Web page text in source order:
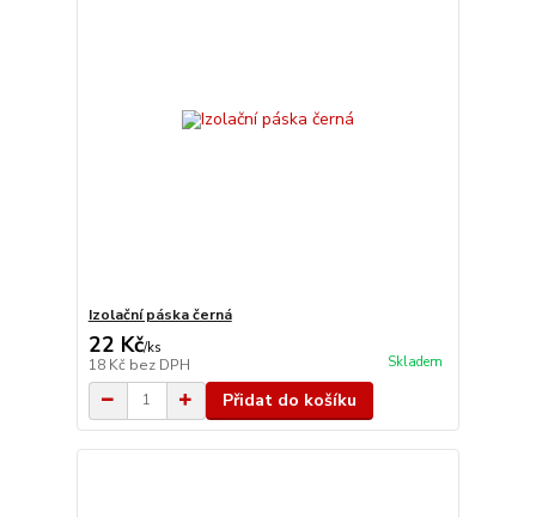
Izolační páska černá
22 Kč/ks
18 Kč bez DPH Skladem
Přidat do košíku